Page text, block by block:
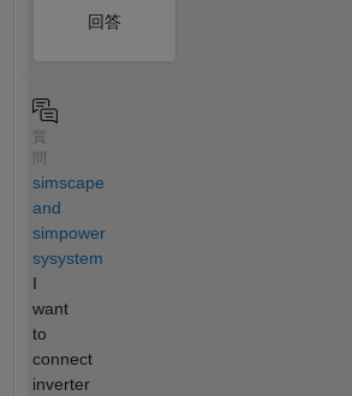
回答
質
simscape
and
simpower
sysystem
I
want
to
connect
inverter